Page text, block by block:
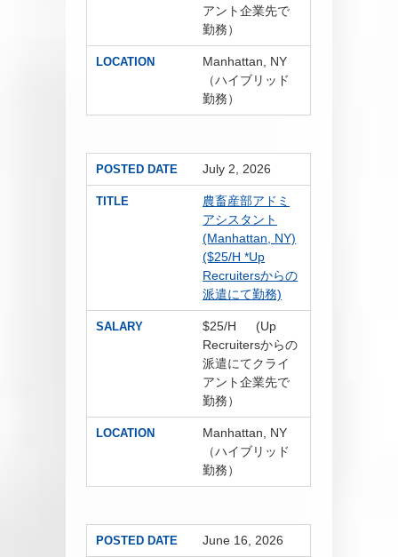
アント企業先で
勤務）
LOCATION
Manhattan, NY
（ハイブリッド
勤務）
POSTED DATE July 2, 2026
TITLE
農畜産部アドミ
アシスタント
(Manhattan, NY)
($25/H *Up
Recruitersからの
派遣にて勤務)
SALARY
$25/H (Up
Recruitersからの
派遣にてクライ
アント企業先で
勤務）
LOCATION
Manhattan, NY
（ハイブリッド
勤務）
POSTED DATE June 16, 2026